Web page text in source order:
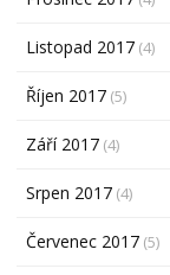
Listopad 2017 (4)
Říjen 2017 (5)
Září 2017 (4)
Srpen 2017 (4)
Červenec 2017 (5)